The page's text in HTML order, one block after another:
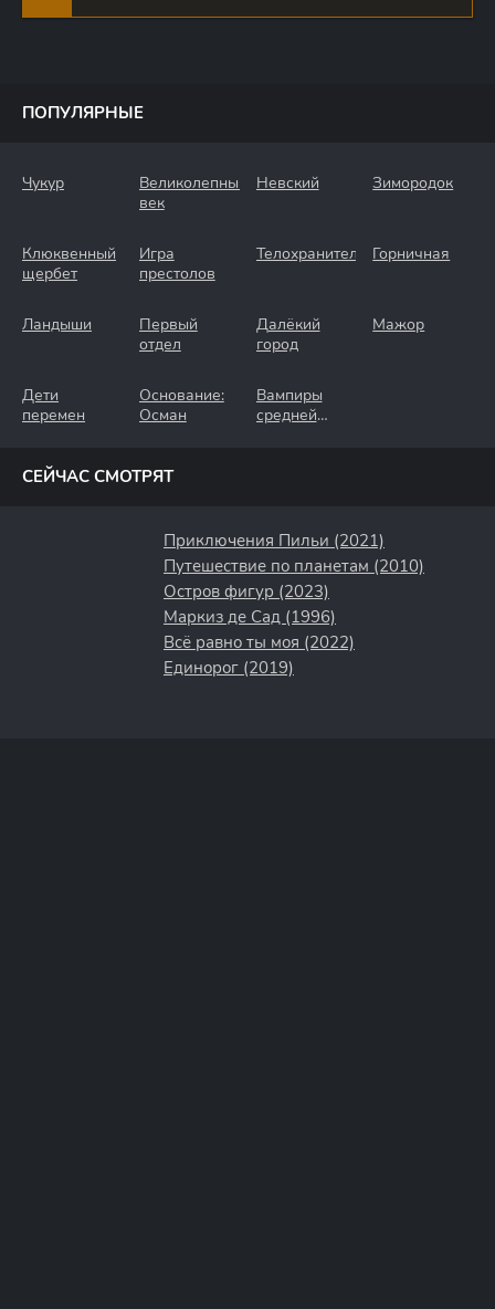
ПОПУЛЯРНЫЕ
Чукур
Великолепный
век
Невский Зимородок
Клюквенный
щербет
Игра
престолов
Телохранители Горничная
Ландыши
Первый
отдел
Далёкий
город
Мажор
Дети
перемен
Основание:
Осман
Вампиры
средней
СЕЙЧАС СМОТРЯТ
Приключения Пильи (2021)
Путешествие по планетам (2010)
Остров фигур (2023)
Маркиз де Сад (1996)
Всё равно ты моя (2022)
Единорог (2019)